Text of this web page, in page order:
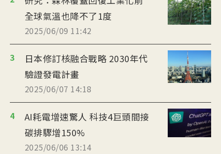
全球氣溫也降不了1度
2025/06/09 11:42
3
日本修訂核融合戰略 2030年代
驗證發電計畫
2025/06/07 14:18
4
AI耗電增速驚人 科技4巨頭間接
碳排驟增150%
2025/06/06 13:14